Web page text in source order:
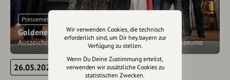
Pressemeldung
Goldene Bieridee für Hofbräuhaus Traunstein
Auszeichnung für die Neugestaltung des Brauereimuseums
26.05.2023
Wir verwenden Cookies, die technisch
erforderlich sind, um Dir hey.bayern zur
Verfügung zu stellen.
Wenn Du Deine Zustimmung erteilst,
verwenden wir zusätzliche Cookies zu
statistischen Zwecken.